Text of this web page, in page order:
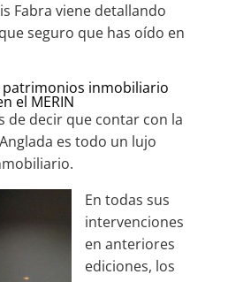
Fabra viene detallando
seguro que has oído en
inmobiliario
el MERIN
de decir que contar con la
es todo un lujo
En todas sus
intervenciones
en anteriores
ediciones, los